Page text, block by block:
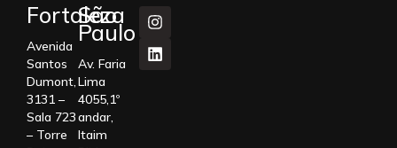
Fortaleza
Avenida
Santos
Dumont,
3131 –
Sala 723
– Torre
São
Paulo
Av. Faria
Lima
4055,1º
andar,
Itaim